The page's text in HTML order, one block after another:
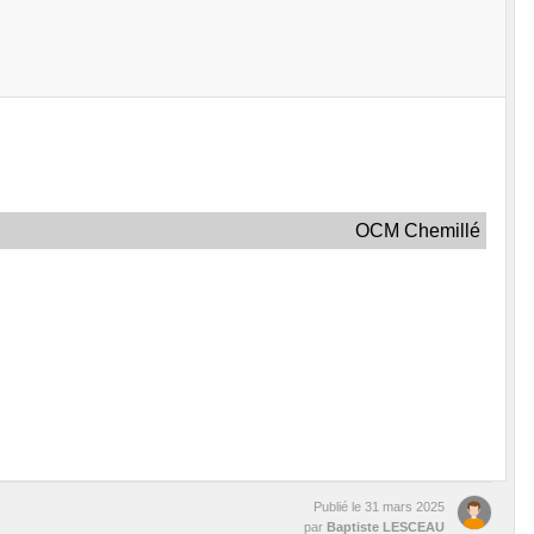
OCM Chemillé
Publié le 31 mars 2025
par Baptiste LESCEAU